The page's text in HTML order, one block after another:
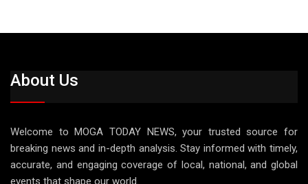
About Us
Welcome to MOGA TODAY NEWS, your trusted source for
breaking news and in-depth analysis. Stay informed with timely,
accurate, and engaging coverage of local, national, and global
events that shape our world.